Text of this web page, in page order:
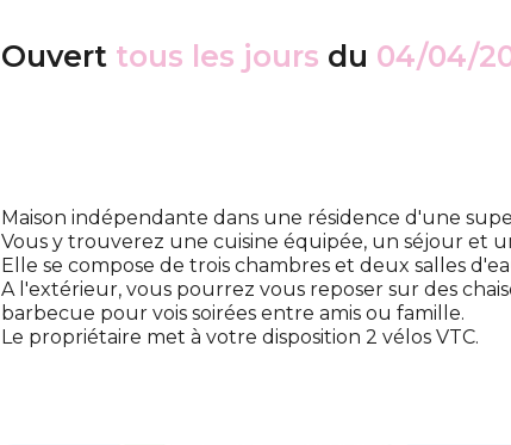
Ouvert tous les jours du 04/04/
Maison indépendante dans une résidence d'une
Vous y trouverez une cuisine équipée, un séjour et
Elle se compose de trois chambres et deux salles
A l'extérieur, vous pourrez vous reposer sur des
barbecue pour vois soirées entre amis ou famille.
Le propriétaire met à votre disposition 2 vélos VTC.